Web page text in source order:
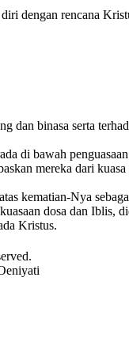
dengan rencana
dan binasa serta
di bawah
mereka dari
kematian-Nya
dosa dan Iblis,
Kristus.